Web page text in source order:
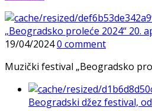
„Beogradsko proleće 2024“ 20.
19/04/20240 comment
Muzički festival „Beogradsko
Beogradski džez festival, od